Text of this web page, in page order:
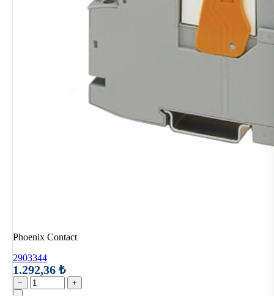
Phoenix Contact
2903344
1.292,36 ₺
− +